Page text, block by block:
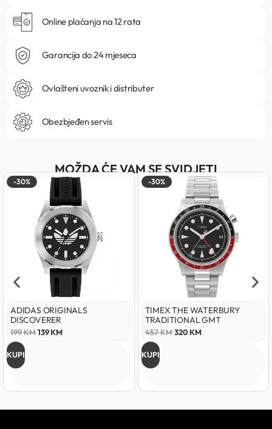
Online plaćanja na 12 rata
Garancija do 24 mjeseca
Ovlašteni uvoznik i distributer
Obezbjeđen servis
MOŽDA ĆE VAM SE SVIDJETI
-30%
ADIDAS ORIGINALS
DISCOVERER
199KM139KM
KUPI
-30%
TIMEX THE WATERBURY
TRADITIONAL GMT
457KM 320KM
KUPI